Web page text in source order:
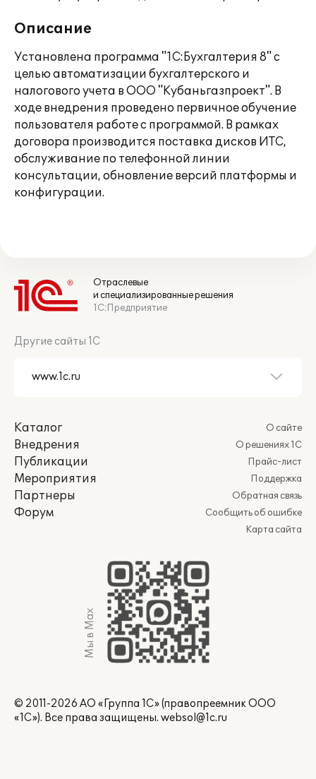
Описание
Установлена программа "1С:Бухгалтерия 8" с
целью автоматизации бухгалтерского и
налогового учета в ООО "Кубаньгазпроект". В
ходе внедрения проведено первичное обучение
пользователя работе с программой. В рамках
договора производится поставка дисков ИТС,
обслуживание по телефонной линии
консультации, обновление версий платформы и
конфигурации.
Отраслевые
и специализированные решения
1С:Предприятие
Другие сайты 1С
Каталог
Внедрения
Публикации
Мероприятия
Партнеры
Форум
О сайте
О решениях 1С
Прайс-лист
Поддержка
Обратная связь
Сообщить об ошибке
Карта сайта
Мы в Max
© 2011-2026 АО «Группа 1С» (правопреемник ООО
«1С»). Все права защищены. websol@1c.ru